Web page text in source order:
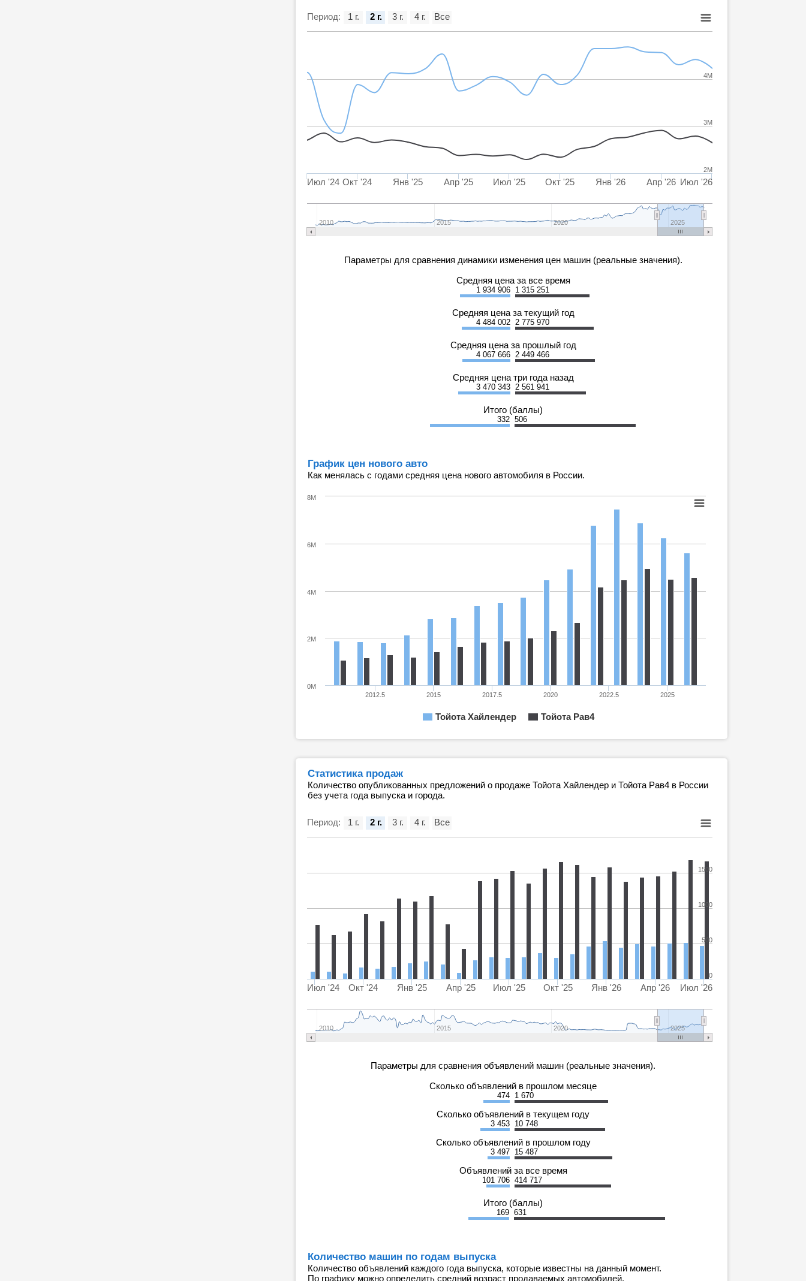
Период:
Июл '24 Окт '24 Янв '25 Апр '25 Июл '25 Окт '25 Янв '26 Апр '26 Июл '26
2010 2015 2020 2025
2M
3M
4M
1 г. 2 г. 3 г. 4 г. Все
Параметры для сравнения динамики изменения цен машин (реальные значения).
Средняя цена за все время
1 934 906 1 315 251
Средняя цена за текущий год
4 484 002 2 775 970
Средняя цена за прошлый год
4 067 666 2 449 466
Средняя цена три года назад
3 470 343 2 561 941
Итого (баллы)
332 506
График цен нового авто
Как менялась с годами средняя цена нового автомобиля в России.
Тойота Хайлендер Тойота Рав4
2012.5 2015 2017.5 2020 2022.5 2025
0M
2M
4M
6M
8M
Статистика продаж
Количество опубликованных предложений о продаже Тойота Хайлендер и Тойота Рав4 в России
без учета года выпуска и города.
Период:
Июл '24 Окт '24 Янв '25 Апр '25 Июл '25 Окт '25 Янв '26 Апр '26 Июл '26
2010 2015 2020 2025
0
500
1000
1500
1 г. 2 г. 3 г. 4 г. Все
Параметры для сравнения объявлений машин (реальные значения).
Сколько объявлений в прошлом месяце
474 1 670
Сколько объявлений в текущем году
3 453 10 748
Сколько объявлений в прошлом году
3 497 15 487
Объявлений за все время
101 706 414 717
Итого (баллы)
169 631
Количество машин по годам выпуска
Количество объявлений каждого года выпуска, которые известны на данный момент.
По графику можно определить средний возраст продаваемых автомобилей.